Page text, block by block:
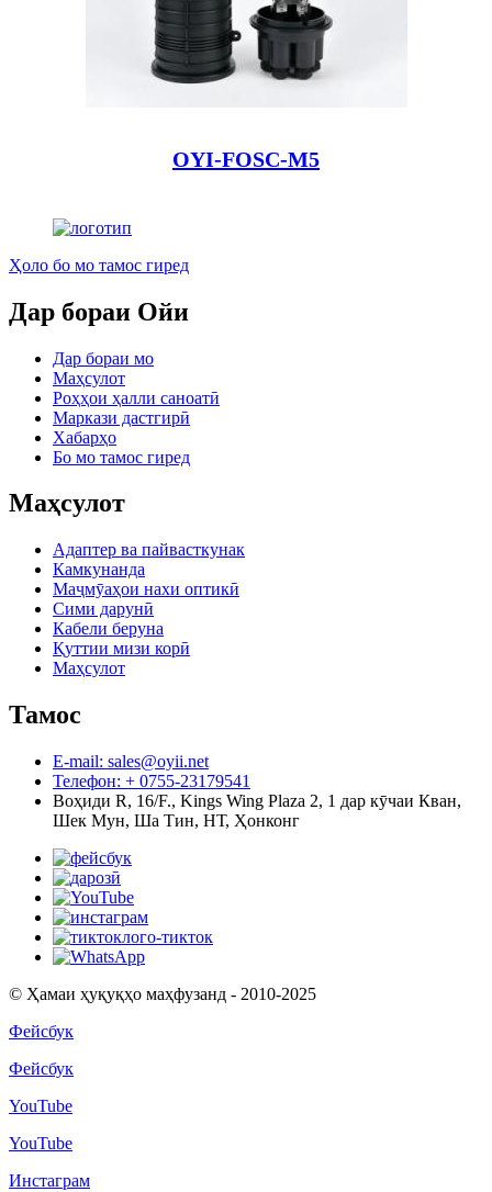
OYI-FOSC-M5
Ҳоло бо мо тамос гиред
Дар бораи Ойи
Дар бораи мо
Маҳсулот
Роҳҳои ҳалли саноатӣ
Маркази дастгирӣ
Хабарҳо
Бо мо тамос гиред
Маҳсулот
Адаптер ва пайвасткунак
Камкунанда
Маҷмӯаҳои нахи оптикӣ
Сими дарунӣ
Кабели беруна
Қуттии мизи корӣ
Маҳсулот
Тамос
E-mail: sales@oyii.net
Телефон: + 0755-23179541
Воҳиди R, 16/F., Kings Wing Plaza 2, 1 дар кӯчаи Кван,
Шек Мун, Ша Тин, НТ, Ҳонконг
© Ҳамаи ҳуқуқҳо маҳфузанд - 2010-2025
Фейсбук
Фейсбук
YouTube
YouTube
Инстаграм